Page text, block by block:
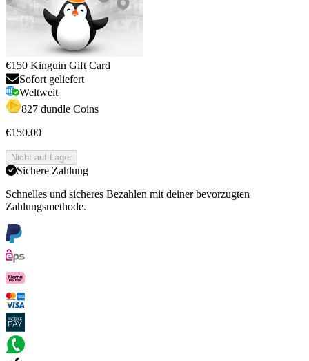
€150 Kinguin Gift Card
Sofort geliefert
Weltweit
827 dundle Coins
€150.00
Nicht auf Lager
Sichere Zahlung
Schnelles und sicheres Bezahlen mit deiner bevorzugten
Zahlungsmethode.